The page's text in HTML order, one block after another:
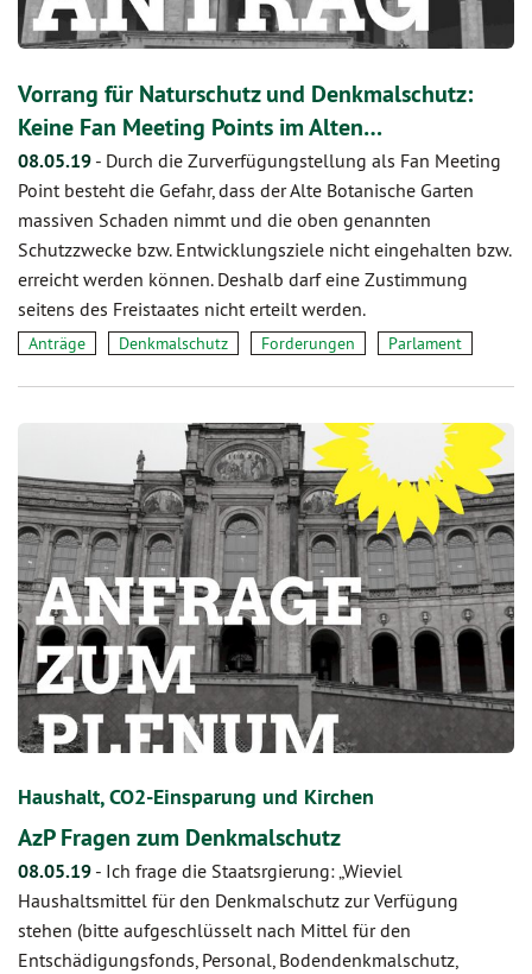
Vorrang für Naturschutz und Denkmalschutz:
Keine Fan Meeting Points im Alten…
08.05.19 - Durch die Zurverfügungstellung als Fan Meeting
Point besteht die Gefahr, dass der Alte Botanische Garten
massiven Schaden nimmt und die oben genannten
Schutzzwecke bzw. Entwicklungsziele nicht eingehalten bzw.
erreicht werden können. Deshalb darf eine Zustimmung
seitens des Freistaates nicht erteilt werden.
Anträge Denkmalschutz Forderungen Parlament
Haushalt, CO2-Einsparung und Kirchen
AzP Fragen zum Denkmalschutz
08.05.19 - Ich frage die Staatsrgierung: „Wieviel
Haushaltsmittel für den Denkmalschutz zur Verfügung
stehen (bitte aufgeschlüsselt nach Mittel für den
Entschädigungsfonds, Personal, Bodendenkmalschutz,